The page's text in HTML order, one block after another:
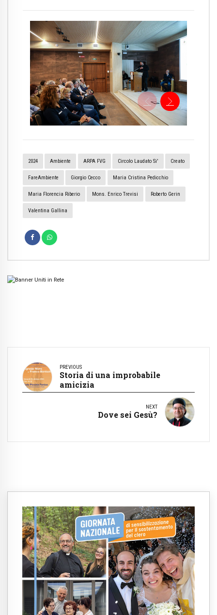
2024 Ambiente ARPA FVG Circolo Laudato Si' Creato
FareAmbiente Giorgio Cecco Maria Cristina Pedicchio
Maria Florencia Riberio Mons. Enrico Trevisi Roberto Gerin
Valentina Gallina
PREVIOUS
Storia di una improbabile
amicizia
NEXT
Dove sei Gesù?